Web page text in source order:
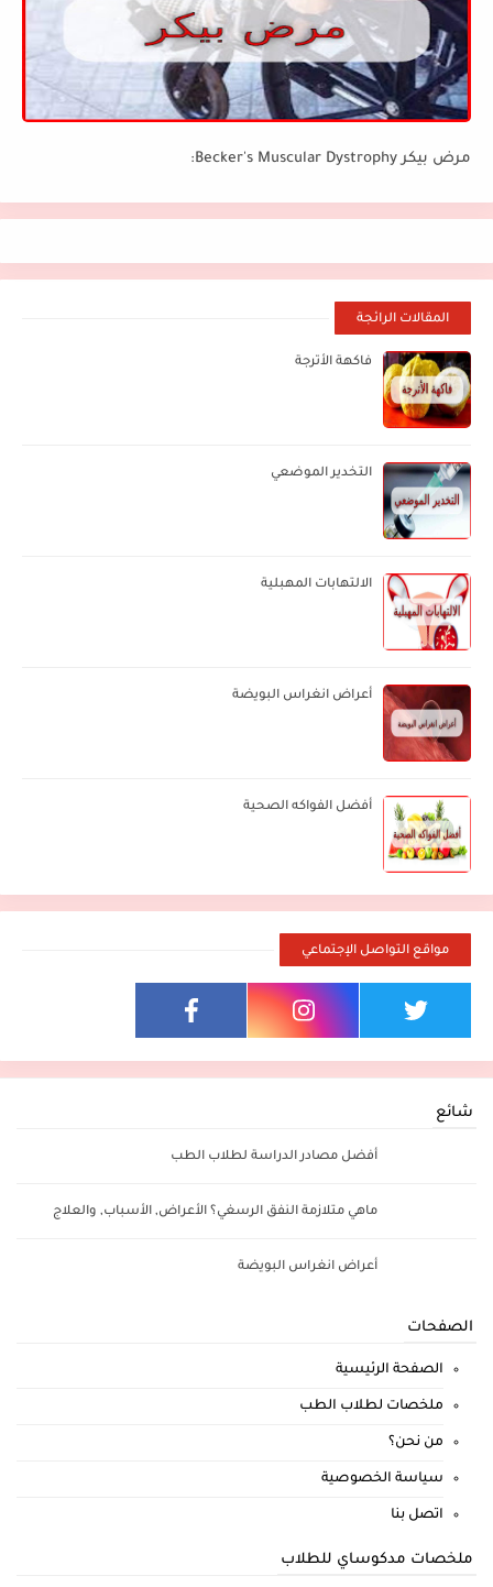
مرض بيكر Becker's Muscular Dystrophy:
المقالات الرائجة
فاكهة الأترجة
التخدير الموضعي
الالتهابات المهبلية
أعراض انغراس البويضة
أفضل الفواكه الصحية
مواقع التواصل الإجتماعي
شائع
أفضل مصادر الدراسة لطلاب الطب
ماهي متلازمة النفق الرسغي؟ الأعراض, الأسباب, والعلاج
أعراض انغراس البويضة
الصفحات
الصفحة الرئيسية
ملخصات لطلاب الطب
من نحن؟
سياسة الخصوصية
اتصل بنا
ملخصات مدكوساي للطلاب